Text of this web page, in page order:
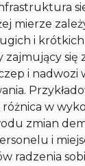
mierze
i
się
i nadwozi
w
zmian
i
radzenia